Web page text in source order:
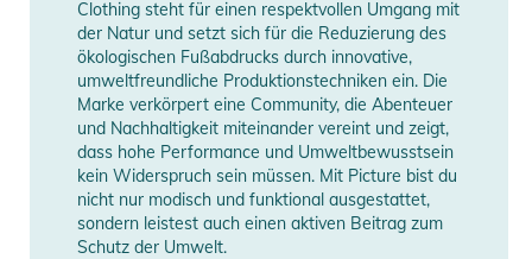
wasserdichten Reißverschlüssen bieten Platz für die
Aufbewahrung wichtiger Gegenstände. Seitliche
Belüftungszipper bieten effiziente Belüftung und ermöglichen
eine schnelle Temperaturregulierung. Gürtelschlaufen und ein
verstellbarer Taillengurt sorgen für einen guten Sitz.
Druckknöpfe am unteren Saum und eine Saumverstärkung
ergänzen die praktischen Details dieser vielseitigen Hose.
Die HERMIANCE PANTS ist ein Musterbeispiel für gelungenes
Clothing steht für einen respektvollen Umgang mit
der Natur und setzt sich für die Reduzierung des
ökologischen Fußabdrucks durch innovative,
umweltfreundliche Produktionstechniken ein. Die
Marke verkörpert eine Community, die Abenteuer
und Nachhaltigkeit miteinander vereint und zeigt,
dass hohe Performance und Umweltbewusstsein
kein Widerspruch sein müssen. Mit Picture bist du
nicht nur modisch und funktional ausgestattet,
sondern leistest auch einen aktiven Beitrag zum
Schutz der Umwelt.